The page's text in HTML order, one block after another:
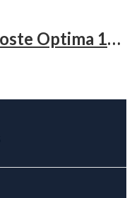
Balanza de banco con poste Optima 100 Libras